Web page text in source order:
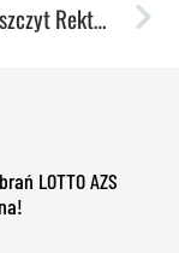
Wyścig na szczyt Rektoratu UMCS
LOTTO AZS